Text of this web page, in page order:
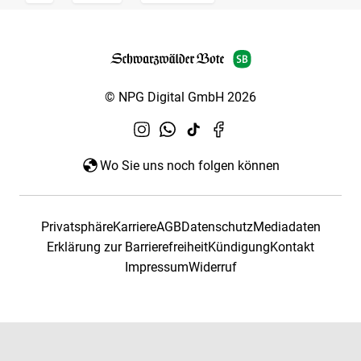
© NPG Digital GmbH 2026
Wo Sie uns noch folgen können
PrivatsphäreKarriereAGBDatenschutzMediadaten
Erklärung zur BarrierefreiheitKündigungKontakt
ImpressumWiderruf